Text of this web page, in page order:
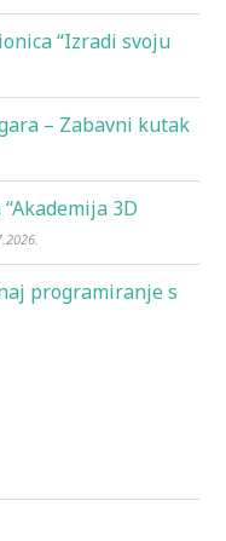
“Izradi svoju
– Zabavni kutak
3D
programiranje s